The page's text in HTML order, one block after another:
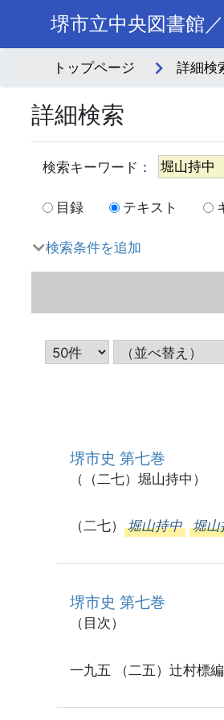
堺市立中央図書館
トップページ 詳細検
詳細検索
目録 テキスト
検索条件を追加
堺市史 第七巻
（（二七）堀山持中）
（二七） 堀山持中 堀山
堺市史 第七巻
（目次）
一九五 （二五）辻村標